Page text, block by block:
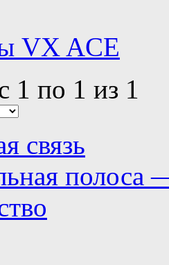
VX ACE
1 по 1 из 1
связь
полоса